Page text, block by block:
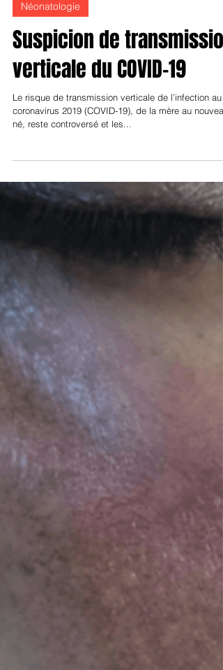
Néonatologie
Suspicion de transmission
verticale du COVID-19
Le risque de transmission verticale de l’infection au
coronavirus 2019 (COVID-19), de la mère au
né, reste controversé et les...